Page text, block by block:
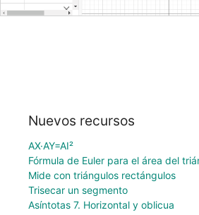
Nuevos recursos
AX·AY=AI²
Fórmula de Euler para el área del
Mide con triángulos rectángulos
Trisecar un segmento
Asíntotas 7. Horizontal y oblicua